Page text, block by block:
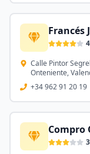
Francés
Calle Pintor
Onteniente,
+34 962 91 20 19
Compro